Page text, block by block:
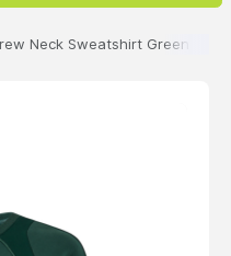
Neck Sweatshirt Green